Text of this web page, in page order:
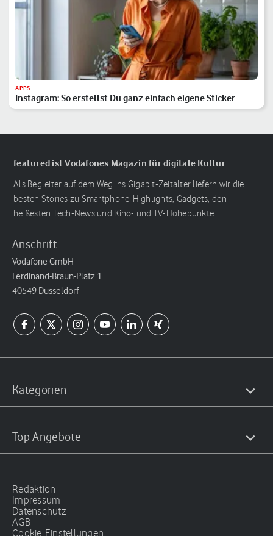
APPS
Instagram: So erstellst Du ganz einfach eigene Sticker
featured ist Vodafones Magazin für digitale Kultur
Als Begleiter auf dem Weg ins Gigabit-Zeitalter liefern wir die
besten Stories zu Smartphone-Highlights, Gadgets, den
heißesten Tech-News und Kino- und TV-Höhepunkte.
Anschrift
Vodafone GmbH
Ferdinand-Braun-Platz 1
40549 Düsseldorf
Kategorien
Top Angebote
Redaktion
Impressum
Datenschutz
AGB